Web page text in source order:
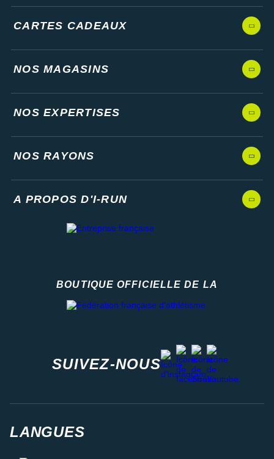
CARTES CADEAUX
NOS MAGASINS
NOS EXPERTISES
NOS RAYONS
A PROPOS D'I-RUN
BOUTIQUE OFFICIELLE DE LA
SUIVEZ-NOUS
instagram
facebook
stravayoutube
LANGUES